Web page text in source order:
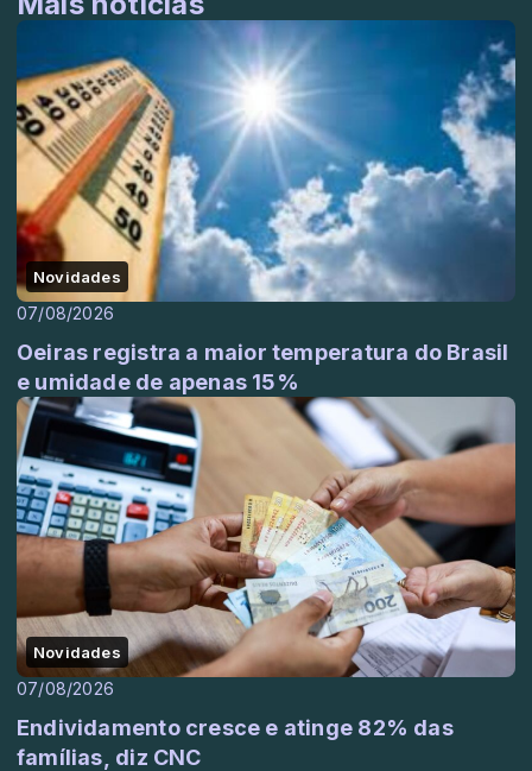
Novidades
07/08/2026
Oeiras registra a maior temperatura do Brasil
e umidade de apenas 15%
Novidades
07/08/2026
Endividamento cresce e atinge 82% das
famílias, diz CNC